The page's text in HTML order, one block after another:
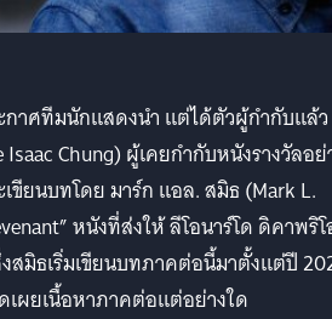
กาศทีมนักแสดงนำ แต่ได้ตัวผู้กำกับแล้ว
Chung) ผู้เคยกำกับหนังรางวัลอย่
ขียนบทโดย มาร์ก แอล. สมิธ (Mark L.
หนังที่ส่งให้ ลีโอนาร์โด ดิคาพริ
สมิธเริ่มเขียนบทภาคต่อนี้มาตั้งแต่ปี
เผยเนื้อหาภาคต่อแต่อย่างใด